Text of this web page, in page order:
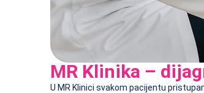
MR Klinika –
U MR Klinici svakom pacijentu